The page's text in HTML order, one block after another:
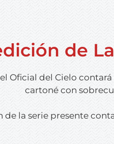
de
Oficial del Cielo contará
cartoné con
de la serie presente